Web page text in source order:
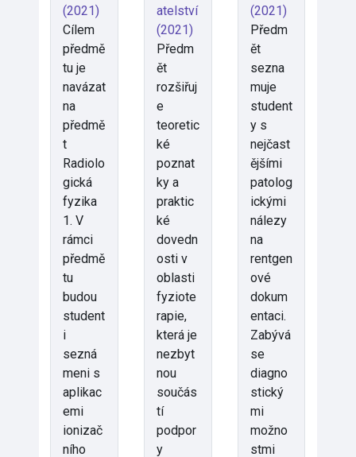
(2021)
Cílem
předmě
tu je
navázat
na
předmě
t
Radiolo
gická
fyzika
1. V
rámci
předmě
tu
budou
student
i
sezná
meni s
aplikac
emi
ionizač
ního
atelství
(2021)
Předm
ět
rozšiřuj
e
teoretic
ké
poznat
ky a
praktic
ké
dovedn
osti v
oblasti
fyziote
rapie,
která je
nezbyt
nou
součás
tí
podpor
y
(2021)
Předm
ět
sezna
muje
student
y s
nejčast
ějšími
patolog
ickými
nálezy
na
rentgen
ové
dokum
entaci.
Zabývá
se
diagno
stický
mi
možno
stmi